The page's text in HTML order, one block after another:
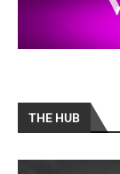
THE HUB